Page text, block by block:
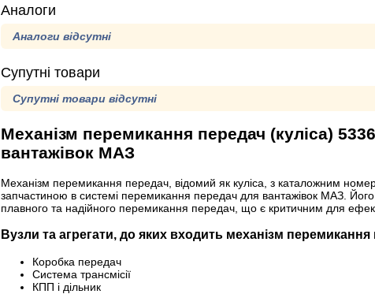
Аналоги
Аналоги відсутні
Супутні товари
Супутні товари відсутні
Механізм перемикання передач (куліса)
вантажівок МАЗ
Механізм перемикання передач, відомий як куліса, з каталожним
запчастиною в системі перемикання передач для вантажівок МАЗ.
плавного та надійного перемикання передач, що є критичним для
Вузли та агрегати, до яких входить механізм перемикання
Коробка передач
Система трансмісії
КПП і дільник